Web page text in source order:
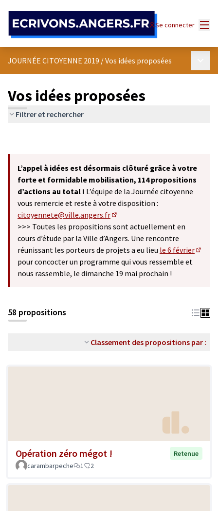
Se connecter
JOURNÉE CITOYENNE 2019 /Vos idées proposées
Vos idées proposées
Filtrer et rechercher
L’appel à idées est désormais clôturé grâce à votre
forte et formidable mobilisation, 114 propositions
d’actions au total ! L’équipe de la Journée citoyenne
vous remercie et reste à votre disposition :
citoyennete@ville.angers.fr
(S'ouvre dans un nouvel onglet)
>>> Toutes les propositions sont actuellement en
cours d’étude par la Ville d’Angers. Une rencontre
réunissant les porteurs de projets a eu lieu le 6 février
pour concocter un programme qui vous ressemble et
nous rassemble, le dimanche 19 mai prochain !
58 propositions
Classement des propositions par :
Opération zéro mégot !
Retenue
carambarpeche
1 2